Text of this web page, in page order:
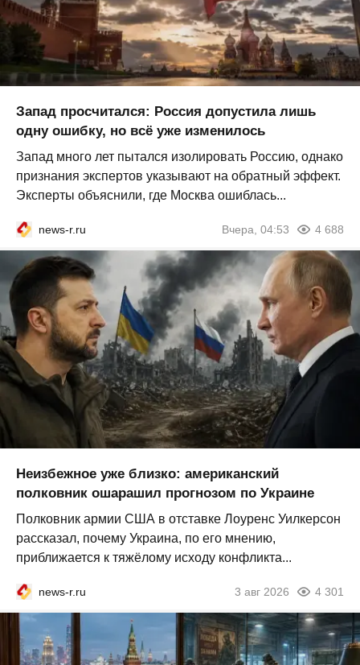
Запад просчитался: Россия допустила лишь
одну ошибку, но всё уже изменилось
Запад много лет пытался изолировать Россию, однако
признания экспертов указывают на обратный эффект.
Эксперты объяснили, где Москва ошиблась...
news-r.ru Вчера, 04:53 4 688
Неизбежное уже близко: американский
полковник ошарашил прогнозом по Украине
Полковник армии США в отставке Лоуренс Уилкерсон
рассказал, почему Украина, по его мнению,
приближается к тяжёлому исходу конфликта...
news-r.ru 3 авг 2026 4 301